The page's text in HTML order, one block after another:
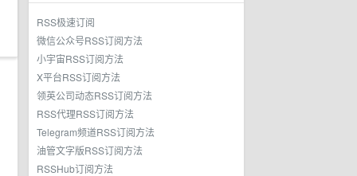
RSS极速订阅
微信公众号RSS订阅方法
小宇宙RSS订阅方法
X平台RSS订阅方法
领英公司动态RSS订阅方法
RSS代理RSS订阅方法
Telegram频道RSS订阅方法
油管文字版RSS订阅方法
RSSHub订阅方法